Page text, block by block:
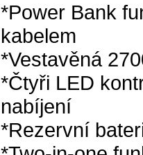
*Power Bank
kabelem
*Vestavěná
*Čtyři LED
nabíjení
*Rezervní